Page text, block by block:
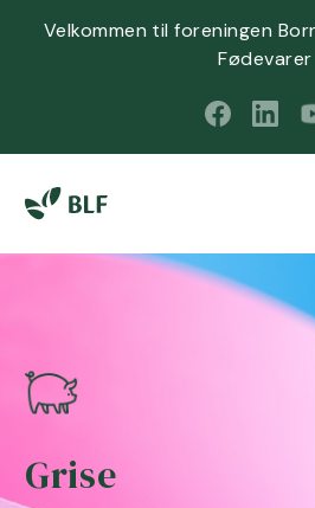
Velkommen til foreningen
Fødevarer
Grise